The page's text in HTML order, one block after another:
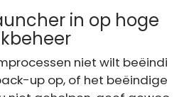
in op hoge
niet wilt beëindi
up op, of het beëindige